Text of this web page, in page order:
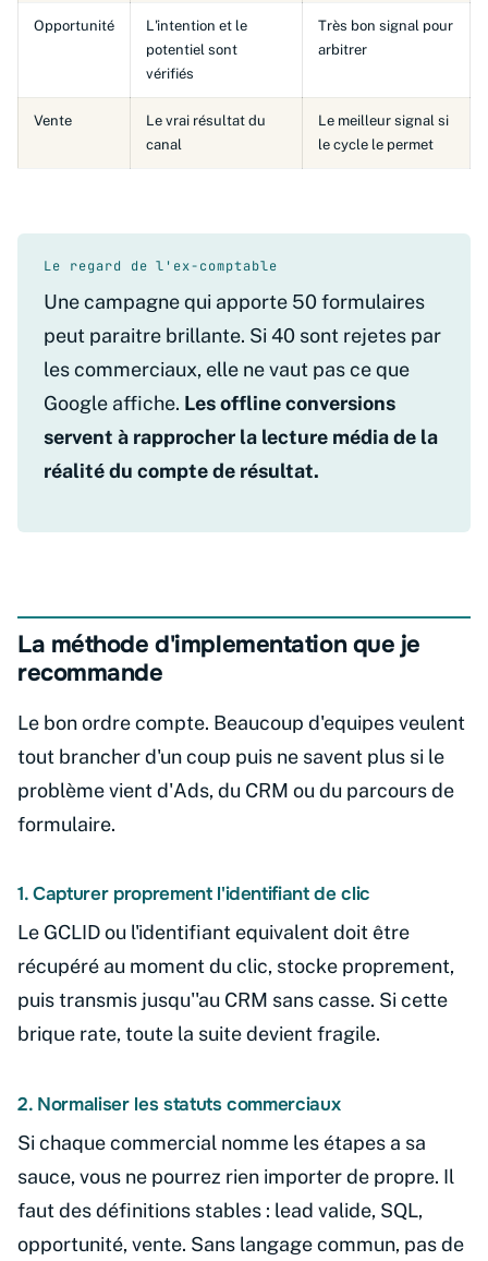
Opportunité
L'intention et le
potentiel sont
vérifiés
Très bon signal pour
arbitrer
Vente
Le vrai résultat du
canal
Le meilleur signal si
le cycle le permet
Le regard de l'ex-comptable
Une campagne qui apporte 50 formulaires
peut paraitre brillante. Si 40 sont rejetes par
les commerciaux, elle ne vaut pas ce que
Google affiche. Les offline conversions
servent à rapprocher la lecture média de la
réalité du compte de résultat.
La méthode d'implementation que je
recommande
Le bon ordre compte. Beaucoup d'equipes veulent
tout brancher d'un coup puis ne savent plus si le
problème vient d'Ads, du CRM ou du parcours de
formulaire.
1. Capturer proprement l'identifiant de clic
Le GCLID ou l'identifiant equivalent doit être
récupéré au moment du clic, stocke proprement,
puis transmis jusqu''au CRM sans casse. Si cette
brique rate, toute la suite devient fragile.
2. Normaliser les statuts commerciaux
Si chaque commercial nomme les étapes a sa
sauce, vous ne pourrez rien importer de propre. Il
faut des définitions stables : lead valide, SQL,
opportunité, vente. Sans langage commun, pas de